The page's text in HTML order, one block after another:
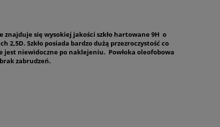
znajduje się wysokiej jakości szkło hartowane 9H o
2,5D. Szkło posiada bardzo dużą przezroczystość co
jest niewidoczne po naklejeniu. Powłoka oleofobowa
zabrudzeń.